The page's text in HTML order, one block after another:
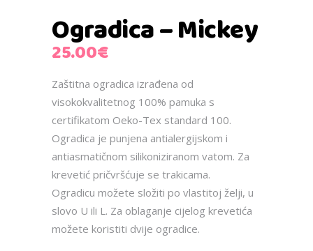
Ogradica – Mickey
25.00€
Zaštitna ogradica izrađena od
visokokvalitetnog 100% pamuka s
certifikatom Oeko-Tex standard 100.
Ogradica je punjena antialergijskom i
antiasmatičnom silikoniziranom vatom. Za
krevetić pričvršćuje se trakicama.
Ogradicu možete složiti po vlastitoj želji, u
slovo U ili L. Za oblaganje cijelog krevetića
možete koristiti dvije ogradice.